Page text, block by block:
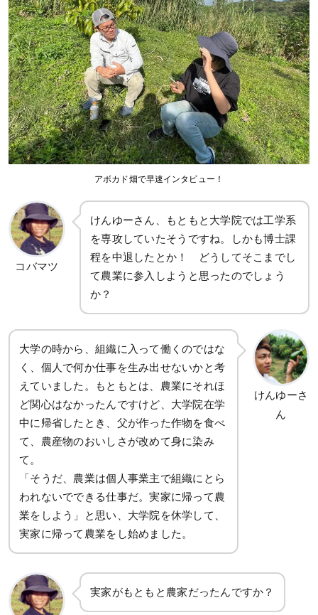
アボカド畑で早速インタビュー！
コバマツ
けんゆーさん、もともと大学院では工学系
を専攻していたそうですね。しかも博士課
程を中退したとか！ どうしてそこまでし
て農業に参入しようと思ったのでしょう
か？
大学の時から、組織に入って働くのではな
く、個人で何か仕事を生み出せないかと考
えていました。もともとは、農業にそれほ
ど関心はなかったんですけど、大学院在学
中に帰省したとき、父が作った作物を食べ
て、農産物のおいしさが改めて身に染み
て。
「そうだ、農業は個人事業主で組織にとら
われないでできる仕事だ。実家に帰って農
業をしよう」と思い、大学院を休学して、
実家に帰って農業をし始めました。
けんゆーさ
ん
実家がもともと農家だったんですか？